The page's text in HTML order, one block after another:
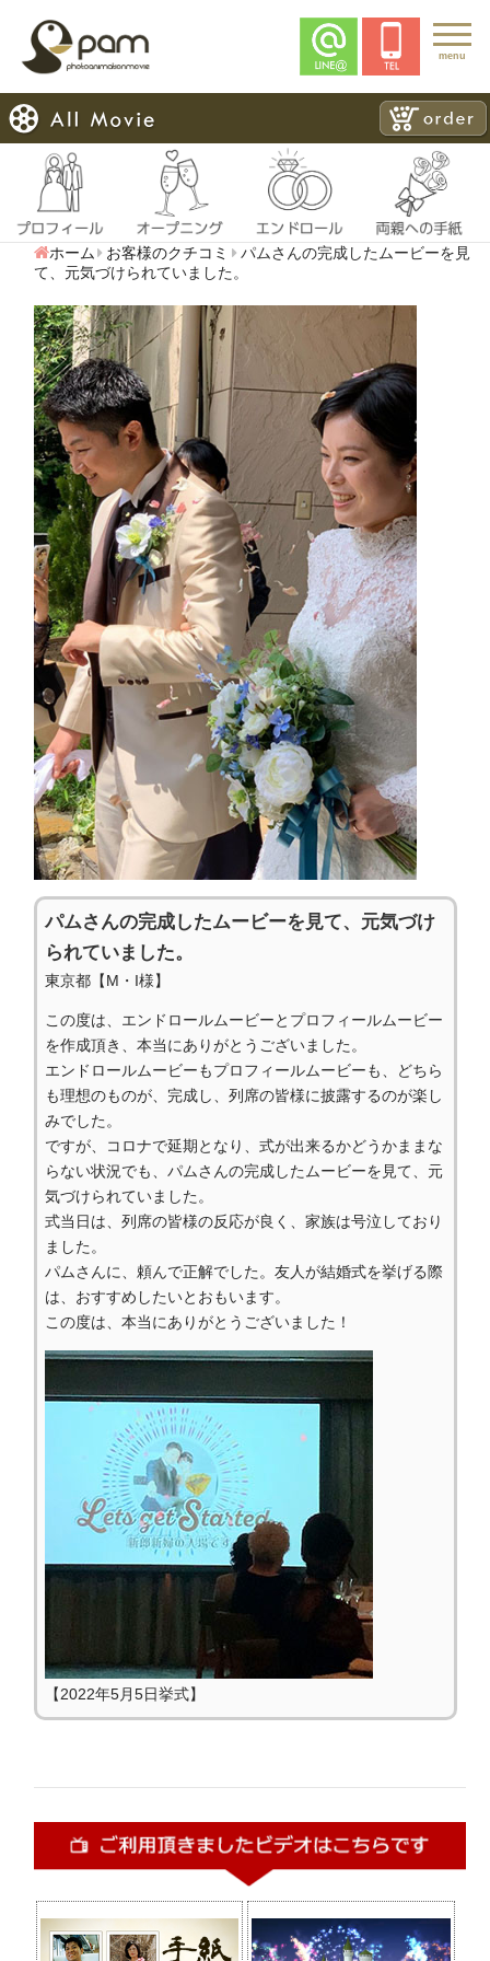
menu
ホーム お客様のクチコミ
パムさんの完成したムービーを見
て、元気づけられていました。
パムさんの完成したムービーを見て、元気づけ
られていました。
東京都【M・I様】
この度は、エンドロールムービーとプロフィールムービー
を作成頂き、本当にありがとうございました。
エンドロールムービーもプロフィールムービーも、どちら
も理想のものが、完成し、列席の皆様に披露するのが楽し
みでした。
ですが、コロナで延期となり、式が出来るかどうかままな
らない状況でも、パムさんの完成したムービーを見て、元
気づけられていました。
式当日は、列席の皆様の反応が良く、家族は号泣しており
ました。
パムさんに、頼んで正解でした。友人が結婚式を挙げる際
は、おすすめしたいとおもいます。
この度は、本当にありがとうございました！
【2022年5月5日挙式】